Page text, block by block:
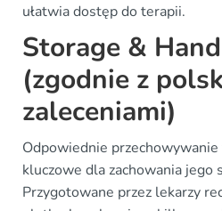
ułatwia dostęp do terapii.
Storage &
(zgodnie z
zaleceniami)
Odpowiednie
kluczowe dla zachowania jego
Przygotowane przez lekarzy